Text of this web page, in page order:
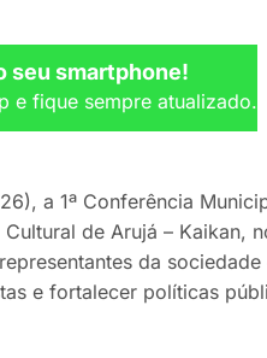
seu smartphone!
e fique sempre atualizado.
a 1ª Conferência
de Arujá – Kaikan,
da
e fortalecer políticas